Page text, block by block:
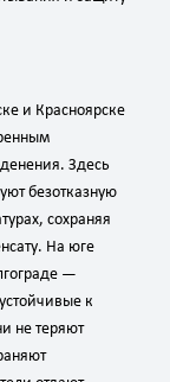
и Красноярске
Здесь
безотказную
сохраняя
На юге
—
к
не теряют